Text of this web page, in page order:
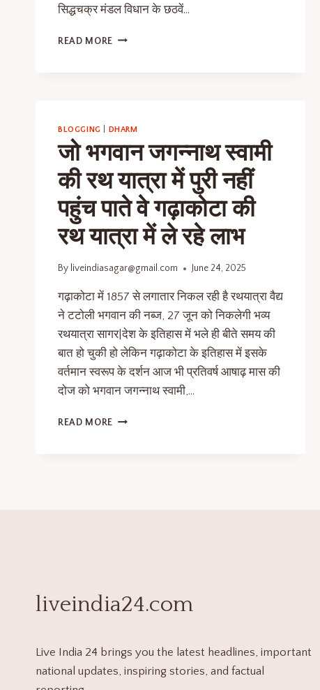
सिद्धचक्र मंडल विधान के छठवें…
READ MORE
BLOGGING DHARM
जो भगवान जगन्नाथ स्वामी
की रथ यात्रा में पुरी नहीं
पहुंच पाते वे गढ़ाकोटा की
रथ यात्रा में ले रहे लाभ
By liveindiasagar@gmail.com June 24, 2025
गढ़ाकोटा में 1857 से लगातार निकल रही है रथयात्रा वैद्य
ने टटोली भगवान की नब्ज, 27 जून को निकलेगी भव्य
रथयात्रा सागर|देश के इतिहास में भले ही बीते समय की
बात हो चुकी हो लेकिन गढ़ाकोटा के इतिहास में इसके
वर्तमान स्वरूप के दर्शन आज भी प्रतिवर्ष आषाढ़ मास की
दोज को भगवान जगन्नाथ स्वामी,…
READ MORE
liveindia24.com
Live India 24 brings you the latest headlines, important
national updates, inspiring stories, and factual